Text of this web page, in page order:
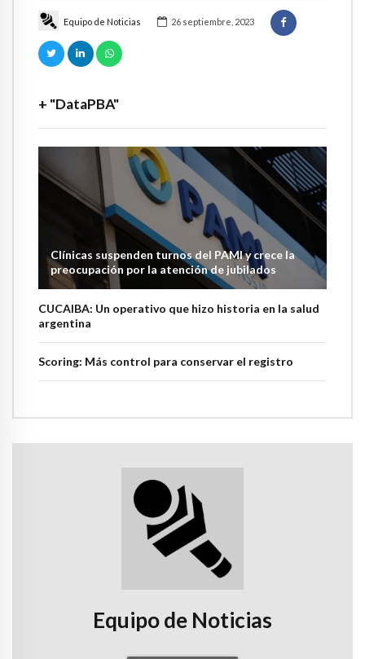
Equipo de Noticias 26 septiembre, 2023
+ "DataPBA"
Clínicas suspenden turnos del PAMI y crece la
preocupación por la atención de jubilados
CUCAIBA: Un operativo que hizo historia en la salud
argentina
Scoring: Más control para conservar el registro
Equipo de Noticias